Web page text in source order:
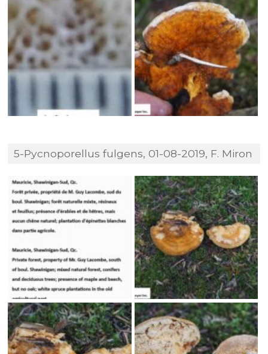
5-Pycnoporellus fulgens, 01-08-2019, F. Miron